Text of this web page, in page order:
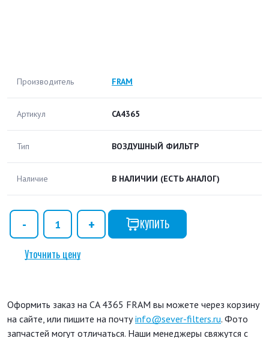
Производитель FRAM
Артикул CA4365
Тип ВОЗДУШНЫЙ ФИЛЬТР
Наличие В НАЛИЧИИ (ЕСТЬ АНАЛОГ)
КУПИТЬ
Уточнить цену
Оформить заказ на CA 4365 FRAM вы можете через корзину
на сайте, или пишите на почтуinfo@sever-filters.ru. Фото
запчастей могут отличаться. Наши менеджеры свяжутся с